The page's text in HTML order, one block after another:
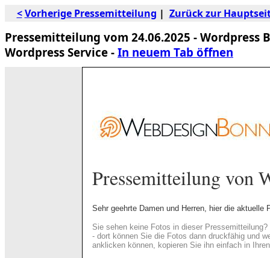
< Vorherige Pressemitteilung | Zurück zur
Pressemitteilung vom 24.06.2025 -
Wordpress Service - In neuem Tab öffnen